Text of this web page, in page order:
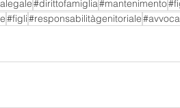
#dirittofamiglia#mantenimento
#figli#responsabilitàgenitoriale